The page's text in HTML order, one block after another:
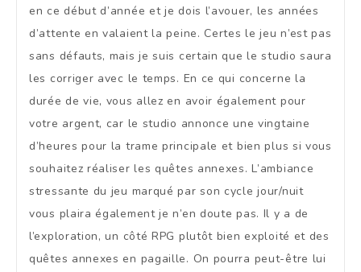
en ce début d’année et je dois l’avouer, les années
d’attente en valaient la peine. Certes le jeu n’est pas
sans défauts, mais je suis certain que le studio saura
les corriger avec le temps. En ce qui concerne la
durée de vie, vous allez en avoir également pour
votre argent, car le studio annonce une vingtaine
d’heures pour la trame principale et bien plus si vous
souhaitez réaliser les quêtes annexes. L’ambiance
stressante du jeu marqué par son cycle jour/nuit
vous plaira également je n’en doute pas. Il y a de
l’exploration, un côté RPG plutôt bien exploité et des
quêtes annexes en pagaille. On pourra peut-être lui